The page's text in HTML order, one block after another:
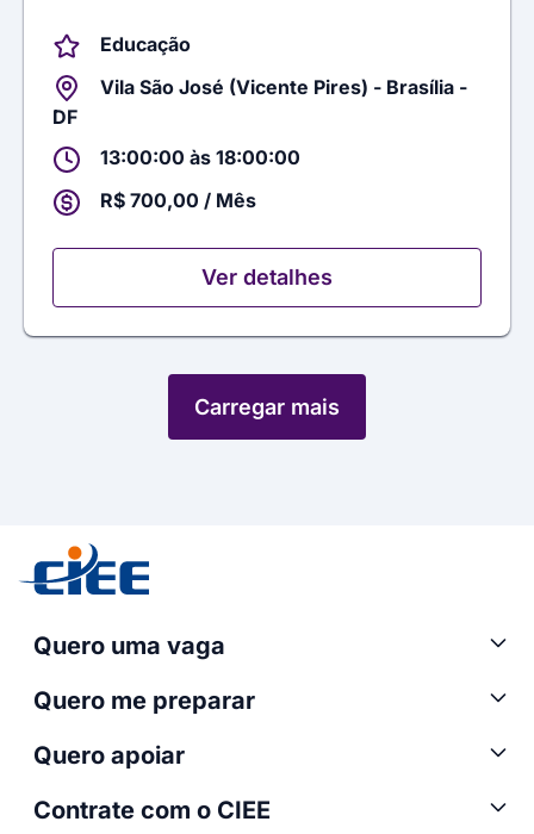
Educação
Vila São José (Vicente Pires) - Brasília -
DF
13:00:00 às 18:00:00
R$ 700,00 / Mês
Ver detalhes
Carregar mais
Quero uma vaga
Quero me preparar
Quero apoiar
Contrate com o CIEE